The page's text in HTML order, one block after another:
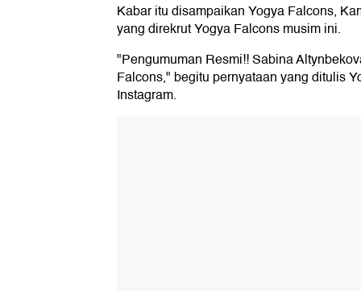
Kabar itu disampaikan Yogya Falcons,
yang direkrut Yogya Falcons musim ini.
"Pengumuman Resmi!! Sabina
Falcons," begitu pernyataan yang ditulis
Instagram.